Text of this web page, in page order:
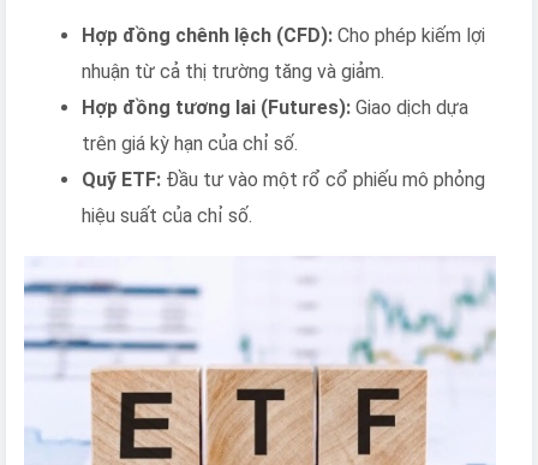
Hợp đồng chênh lệch (CFD): Cho phép kiếm lợi
nhuận từ cả thị trường tăng và giảm.
Hợp đồng tương lai (Futures): Giao dịch dựa
trên giá kỳ hạn của chỉ số.
Quỹ ETF: Đầu tư vào một rổ cổ phiếu mô phỏng
hiệu suất của chỉ số.